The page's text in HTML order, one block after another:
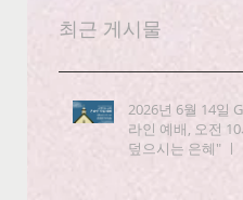
최근 게시물
2026년 6월 14일
라인 예배, 오전 10
덮으시는 은혜" ㅣ